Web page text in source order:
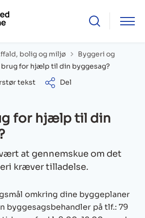
bolig og miljø Tilbage til
Byggeri og
brug for hjælp til din byggesag?
tekst Del
for hjælp til din
at gennemskue om det
kræver tilladelse.
omkring dine byggeplaner
byggesagsbehandler på tlf.: 79